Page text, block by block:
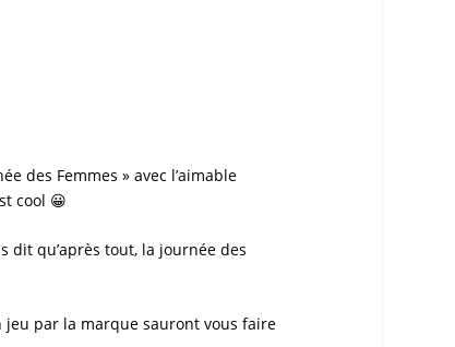
des Femmes » avec l’aimable
cool 😀
dit qu’après tout, la journée des
jeu par la marque sauront vous faire